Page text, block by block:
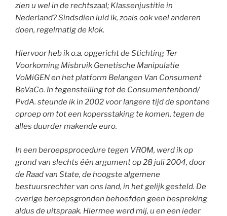
zien u wel in de rechtszaal; Klassenjustitie in
Nederland? Sindsdien luid ik, zoals ook veel anderen
doen, regelmatig de klok.
Hiervoor heb ik o.a. opgericht de Stichting Ter
Voorkoming Misbruik Genetische Manipulatie
VoMiGEN en het platform Belangen Van Consument
BeVaCo. In tegenstelling tot de Consumentenbond/
PvdA. steunde ik in 2002 voor langere tijd de spontane
oproep om tot een kopersstaking te komen, tegen de
alles duurder makende euro.
In een beroepsprocedure tegen VROM, werd ik op
grond van slechts één argument op 28 juli 2004, door
de Raad van State, de hoogste algemene
bestuursrechter van ons land, in het gelijk gesteld. De
overige beroepsgronden behoefden geen bespreking
aldus de uitspraak. Hiermee werd mij, u en een ieder